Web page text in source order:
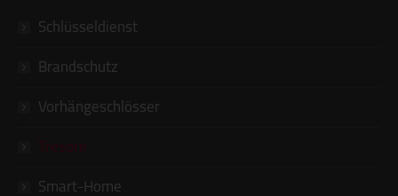
Schlüsseldienst
Brandschutz
Vorhängeschlösser
Tresore
Smart-Home